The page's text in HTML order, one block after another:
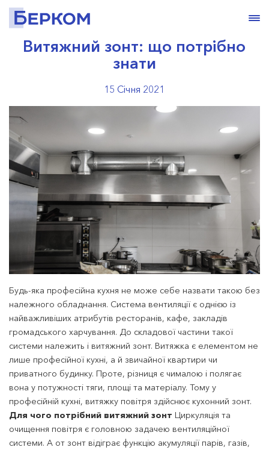
Витяжний зонт: що потрібно
знати
15 Січня 2021
Будь-яка професійна кухня не може себе назвати такою без
належного обладнання. Система вентиляції є однією із
найважливіших атрибутів ресторанів, кафе, закладів
громадського харчування. До складової частини такої
системи належить і витяжний зонт. Витяжка є елементом не
лише професійної кухні, а й звичайної квартири чи
приватного будинку. Проте, різниця є чималою і полягає
вона у потужності тяги, площі та матеріалу. Тому у
професійній кухні, витяжку повітря здійснює кухонний зонт.
Для чого потрібний витяжний зонт Циркуляція та
очищення повітря є головною задачею вентиляційної
системи. А от зонт відіграє функцію акумуляції парів, газів,